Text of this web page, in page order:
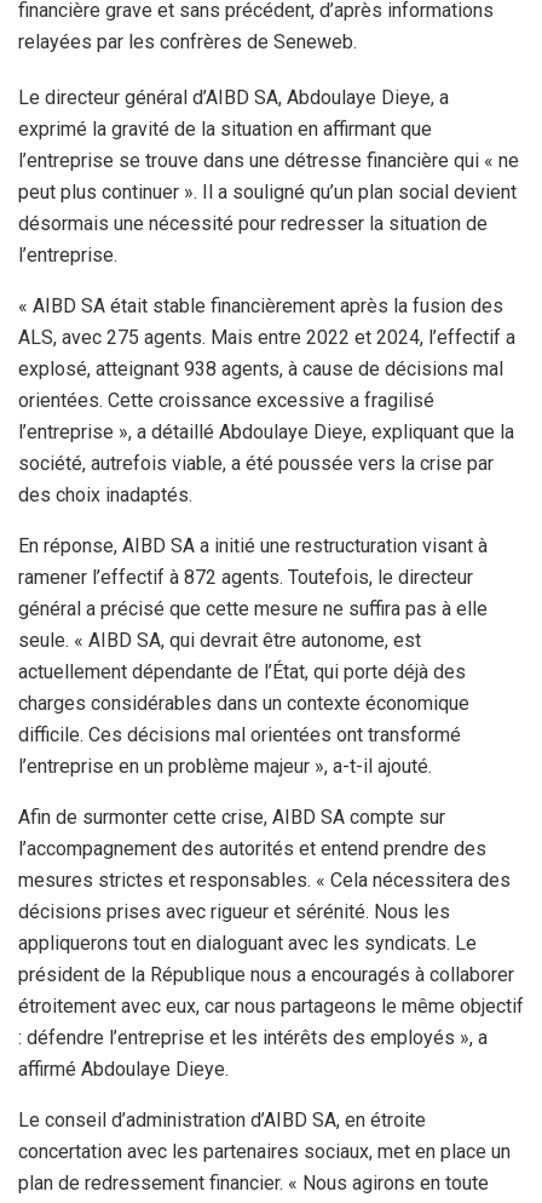
financière grave et sans précédent, d’après informations
relayées par les confrères de Seneweb.
Le directeur général d’AIBD SA, Abdoulaye Dieye, a
exprimé la gravité de la situation en affirmant que
l’entreprise se trouve dans une détresse financière qui « ne
peut plus continuer ». Il a souligné qu’un plan social devient
désormais une nécessité pour redresser la situation de
l’entreprise.
« AIBD SA était stable financièrement après la fusion des
ALS, avec 275 agents. Mais entre 2022 et 2024, l’effectif a
explosé, atteignant 938 agents, à cause de décisions mal
orientées. Cette croissance excessive a fragilisé
l’entreprise », a détaillé Abdoulaye Dieye, expliquant que la
société, autrefois viable, a été poussée vers la crise par
des choix inadaptés.
En réponse, AIBD SA a initié une restructuration visant à
ramener l’effectif à 872 agents. Toutefois, le directeur
général a précisé que cette mesure ne suffira pas à elle
seule. « AIBD SA, qui devrait être autonome, est
actuellement dépendante de l’État, qui porte déjà des
charges considérables dans un contexte économique
difficile. Ces décisions mal orientées ont transformé
l’entreprise en un problème majeur », a-t-il ajouté.
Afin de surmonter cette crise, AIBD SA compte sur
l’accompagnement des autorités et entend prendre des
mesures strictes et responsables. « Cela nécessitera des
décisions prises avec rigueur et sérénité. Nous les
appliquerons tout en dialoguant avec les syndicats. Le
président de la République nous a encouragés à collaborer
étroitement avec eux, car nous partageons le même objectif
: défendre l’entreprise et les intérêts des employés », a
affirmé Abdoulaye Dieye.
Le conseil d’administration d’AIBD SA, en étroite
concertation avec les partenaires sociaux, met en place un
plan de redressement financier. « Nous agirons en toute